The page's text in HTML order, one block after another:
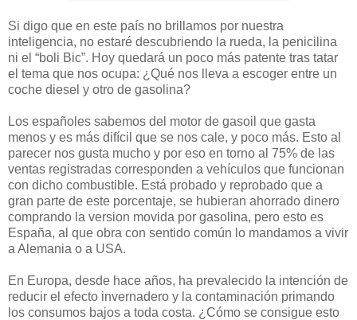
Si digo que en este país no brillamos por nuestra
inteligencia, no estaré descubriendo la rueda, la penicilina
ni el “boli Bic”. Hoy quedará un poco más patente tras tatar
el tema que nos ocupa: ¿Qué nos lleva a escoger entre un
coche diesel y otro de gasolina?
Los españoles sabemos del motor de gasoil que gasta
menos y es más difícil que se nos cale, y poco más. Esto al
parecer nos gusta mucho y por eso en torno al 75% de las
ventas registradas corresponden a vehículos que funcionan
con dicho combustible. Está probado y reprobado que a
gran parte de este porcentaje, se hubieran ahorrado dinero
comprando la version movida por gasolina, pero esto es
España, al que obra con sentido común lo mandamos a vivir
a Alemania o a USA.
En Europa, desde hace años, ha prevalecido la intención de
reducir el efecto invernadero y la contaminación primando
los consumos bajos a toda costa. ¿Cómo se consigue esto